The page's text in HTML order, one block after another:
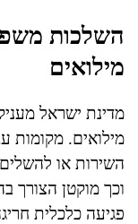
השלכות
מילואים
מדינת ישראל
מילואים. מקומות
השירות או
וכך מוקטן הצורך
פגיעה כלכלית